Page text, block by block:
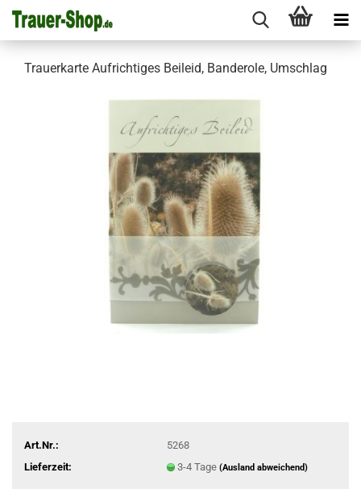
Trauerkarte Aufrichtiges Beileid, Banderole, Umschlag
Art.Nr.:
5268
Lieferzeit:
3-4 Tage (Ausland abweichend)